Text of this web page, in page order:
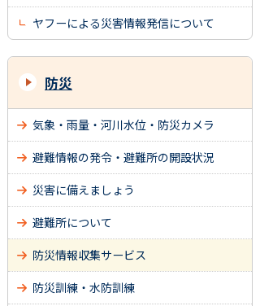
ヤフーによる災害情報発信について
防災
気象・雨量・河川水位・防災カメラ
避難情報の発令・避難所の開設状況
災害に備えましょう
避難所について
防災情報収集サービス
防災訓練・水防訓練